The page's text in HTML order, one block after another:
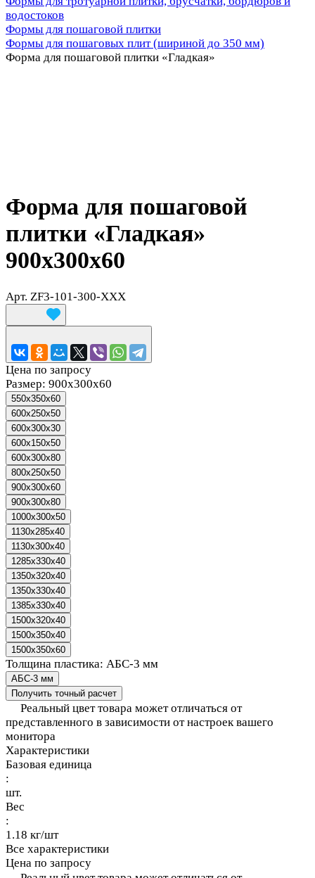
водостоков
Формы для пошаговой плитки
Формы для пошаговых плит (шириной до 350 мм)
Форма для пошаговой плитки «Гладкая»
Форма для пошаговой
плитки «Гладкая»
900х300х60
Арт. ZF3-101-300-XXX
Цена по запросу
Размер: 900х300х60
550х350х60
600x250x50
600x300x30
600х150х50
600х300х80
800х250х50
900х300х60
900х300х80
1000x300x50
1130x285x40
1130x300x40
1285x330x40
1350x320x40
1350x330x40
1385x330x40
1500x320x40
1500x350x40
1500x350x60
Толщина пластика: АБС-3 мм
АБС-3 мм
Получить точный расчет
Реальный цвет товара может отличаться от
представленного в зависимости от настроек вашего
монитора
Характеристики
Базовая единица
:
шт.
Вес
:
1.18 кг/шт
Все характеристики
Цена по запросу